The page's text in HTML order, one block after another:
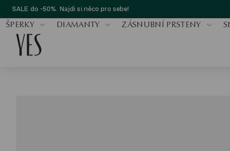
SALE do -50%. Najdi si něco pro sebe!
ŠPERKY DIAMANTY ZÁSNUBNÍ PRSTENY